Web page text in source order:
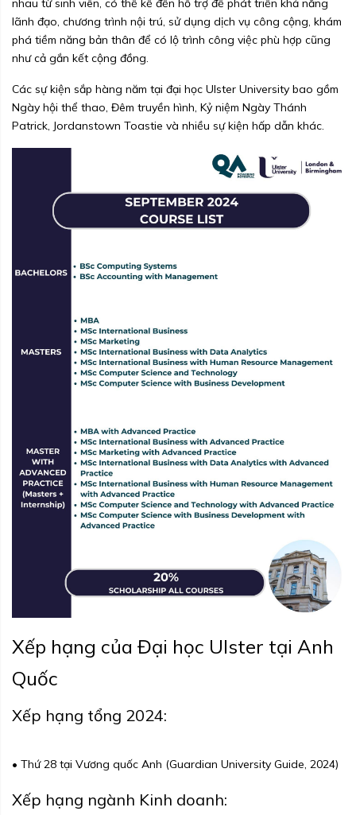
nhau từ sinh viên, có thể kể đến hỗ trợ để phát triển khả năng
lãnh đạo, chương trình nội trú, sử dụng dịch vụ công cộng, khám
phá tiềm năng bản thân để có lộ trình công việc phù hợp cũng
như cả gắn kết cộng đồng.
Các sự kiện sắp hàng năm tại đại học Ulster University bao gồm
Ngày hội thể thao, Đêm truyền hình, Kỷ niệm Ngày Thánh
Patrick, Jordanstown Toastie và nhiều sự kiện hấp dẫn khác.
Xếp hạng của Đại học Ulster tại Anh
Quốc
Xếp hạng tổng 2024:
• Thứ 28 tại Vương quốc Anh (Guardian University Guide, 2024)
Xếp hạng ngành Kinh doanh: